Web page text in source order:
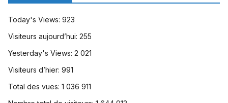
Today's Views: 923
Visiteurs aujourd’hui: 255
Yesterday's Views: 2 021
Visiteurs d’hier: 991
Total des vues: 1 036 911